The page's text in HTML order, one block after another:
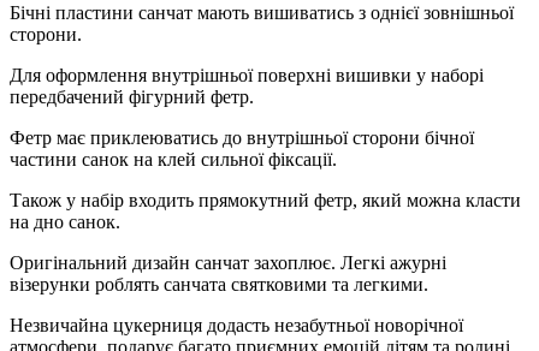
Бічні пластини санчат мають вишиватись з однієї зовнішньої
сторони.
Для оформлення внутрішньої поверхні вишивки у наборі
передбачений фігурний фетр.
Фетр має приклеюватись до внутрішньої сторони бічної
частини санок на клей сильної фіксації.
Також у набір входить прямокутний фетр, який можна класти
на дно санок.
Оригінальний дизайн санчат захоплює. Легкі ажурні
візерунки роблять санчата святковими та легкими.
Незвичайна цукерниця додасть незабутньої новорічної
атмосфери, подарує багато приємних емоцій дітям та родині.